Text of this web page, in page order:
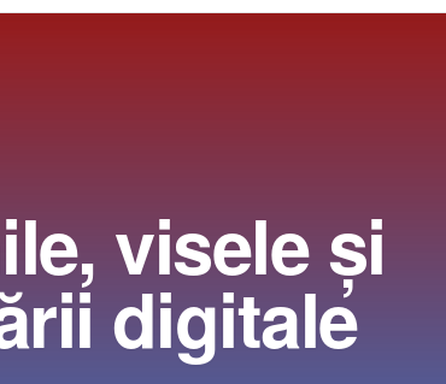
visele și
digitale